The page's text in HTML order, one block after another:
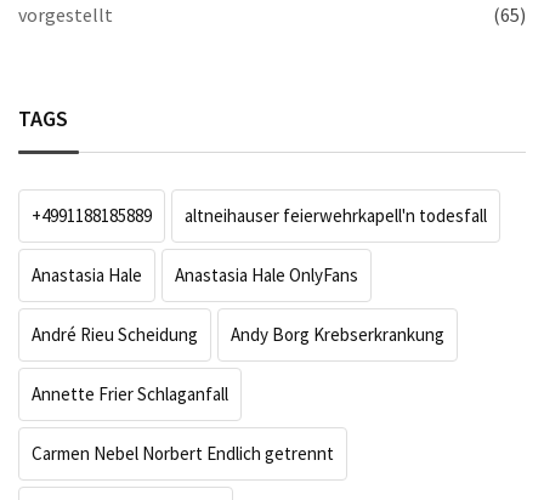
vorgestellt (65)
TAGS
+4991188185889 altneihauser feierwehrkapell'n todesfall
Anastasia Hale Anastasia Hale OnlyFans
André Rieu Scheidung Andy Borg Krebserkrankung
Annette Frier Schlaganfall
Carmen Nebel Norbert Endlich getrennt